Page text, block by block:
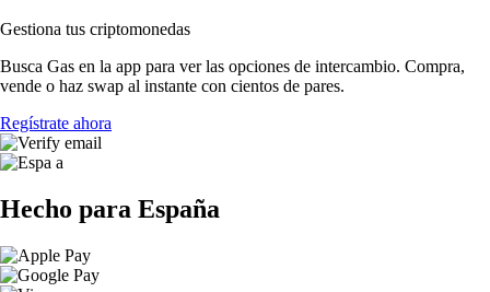
Gestiona tus criptomonedas
Busca Gas en la app para ver las opciones de intercambio. Compra,
vende o haz swap al instante con cientos de pares.
Regístrate ahora
Hecho para España